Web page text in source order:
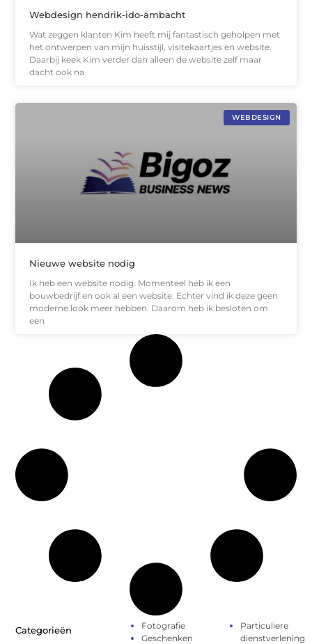
Webdesign hendrik-ido-ambacht
Wat zeggen klanten Kim heeft mij fantastisch geholpen met
het ontwerpen van mijn huisstijl, visitekaartjes en website.
Daarbij keek Kim verder dan alleen de website zelf maar
dacht ook na
WEBDESIGN
Nieuwe website nodig
Ik heb een website nodig. Momenteel heb ik een
bouwbedrijf en ook al een website. Echter vind ik deze geen
moderne look meer hebben. Daarom heb ik besloten om
een
Categorieën
Fotografie
Geschenken
Particuliere
dienstverlening